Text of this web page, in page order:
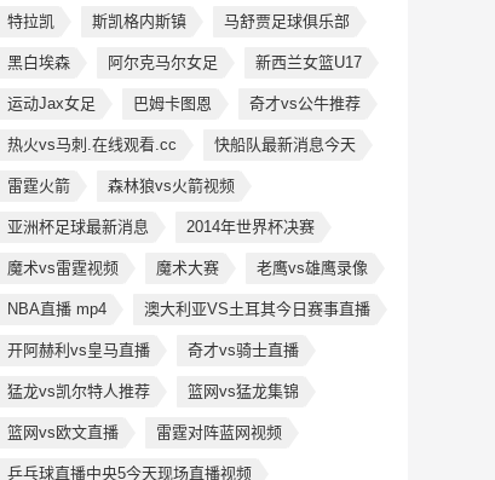
特拉凯 斯凯格内斯镇 马舒贾足球俱乐部
黑白埃森 阿尔克马尔女足 新西兰女篮U17
运动Jax女足 巴姆卡图恩 奇才vs公牛推荐
热火vs马刺.在线观看.cc 快船队最新消息今天
雷霆火箭 森林狼vs火箭视频
亚洲杯足球最新消息 2014年世界杯决赛
魔术vs雷霆视频 魔术大赛 老鹰vs雄鹰录像
NBA直播 mp4 澳大利亚VS土耳其今日赛事直播
开阿赫利vs皇马直播 奇才vs骑士直播
猛龙vs凯尔特人推荐 篮网vs猛龙集锦
篮网vs欧文直播 雷霆对阵蓝网视频
乒乓球直播中央5今天现场直播视频